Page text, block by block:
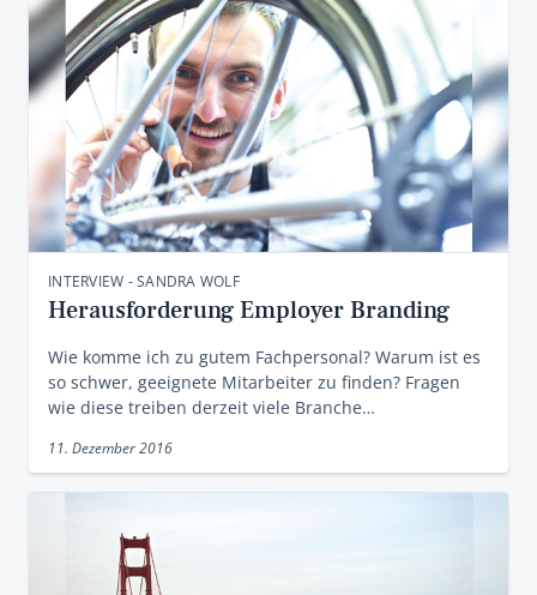
INTERVIEW - SANDRA WOLF
Herausforderung Employer Branding
Wie komme ich zu gutem Fachpersonal? Warum ist es
so schwer, geeignete Mitarbeiter zu finden? Fragen
wie diese treiben derzeit viele Branche…
11. Dezember 2016